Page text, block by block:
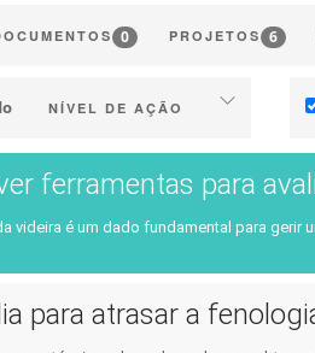
0 PROJETOS 6
NÍVEL DE AÇÃO
(Vinha ou Adega)
(empresas, cooperativas, …)
Políticas públicas
ferramentas para
videira é um dado fundamental para gerir
para atrasar a